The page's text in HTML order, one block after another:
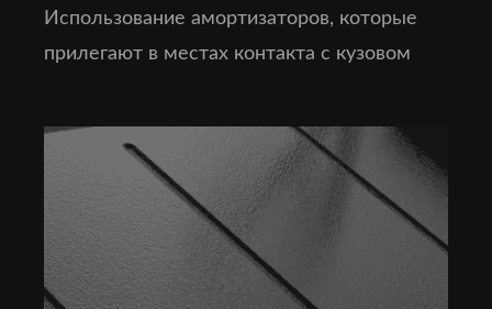
Использование амортизаторов, которые
прилегают в местах контакта с кузовом